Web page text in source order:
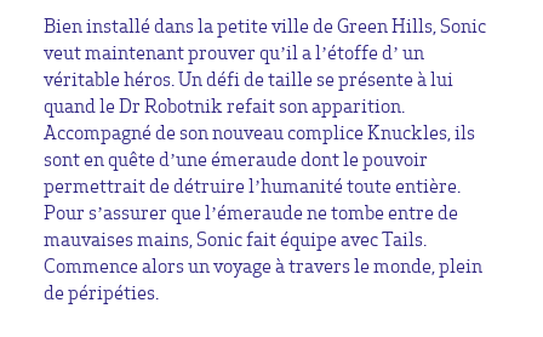
Bien installé dans la petite ville de Green Hills, Sonic
veut maintenant prouver qu’il a l’étoffe d’ un
véritable héros. Un défi de taille se présente à lui
quand le Dr Robotnik refait son apparition.
Accompagné de son nouveau complice Knuckles, ils
sont en quête d’une émeraude dont le pouvoir
permettrait de détruire l’humanité toute entière.
Pour s’assurer que l’émeraude ne tombe entre de
mauvaises mains, Sonic fait équipe avec Tails.
Commence alors un voyage à travers le monde, plein
de péripéties.